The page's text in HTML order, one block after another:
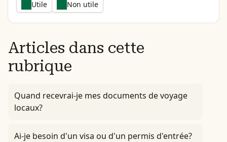
Utile Non utile
Articles dans cette
rubrique
Quand recevrai-je mes documents de voyage
locaux?
Ai-je besoin d'un visa ou d'un permis d'entrée?